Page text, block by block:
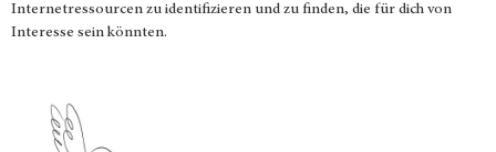
Internetressourcen zu identifizieren und zu finden, die für dich von
Interesse sein könnten.